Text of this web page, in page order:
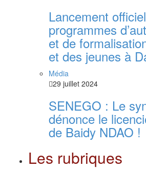
Lancement
programmes
et de
et des jeunes à
Média
29 juillet 2024
SENEGO : Le
dénonce le
de Baidy NDAO !
Les rubriques